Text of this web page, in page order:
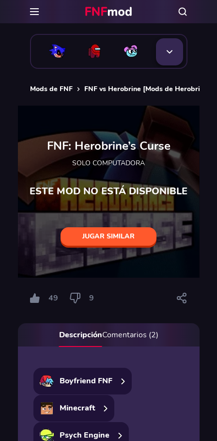
Mods de FNF FNF vs Herobrine [Mods de Herobrine
FNF: Herobrine’s Curse
SOLO COMPUTADORA
ESTE MOD NO ESTÁ DISPONIBLE
JUGAR SIMILAR
49 9
DescripciónComentarios (2)
Boyfriend FNF
Minecraft
Psych Engine